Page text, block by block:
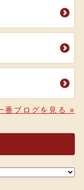
番ブログを見る »